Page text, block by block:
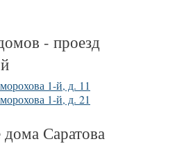
- проезд
1-й, д. 11
1-й, д. 21
Саратова